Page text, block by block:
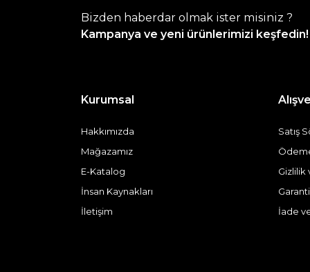
Bizden haberdar olmak ister misiniz ?
Kampanya ve yeni ürünlerimizi keşfedin!
Kurumsal
Hakkımızda
Mağazamız
E-Katalog
İnsan Kaynakları
İletişim
Satış
Gizlilik
İade